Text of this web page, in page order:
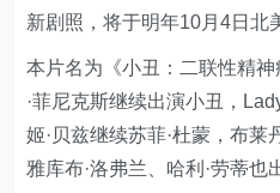
新剧照，将于明年10月4日北
本片名为《小丑：二联性精
·菲尼克斯继续出演小丑，
姬·贝兹继续苏菲·杜蒙，布莱
雅库布·洛弗兰、哈利·劳蒂也